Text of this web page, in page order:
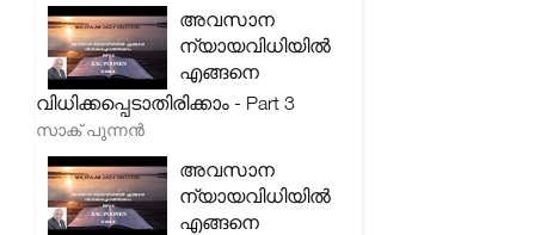
അവസാന
ന്യായവിധിയിൽ
എങ്ങനെ
വിധിക്കപ്പെടാതിരിക്കാം - Part 3
സാക് പുന്നൻ
അവസാന
ന്യായവിധിയിൽ
എങ്ങനെ